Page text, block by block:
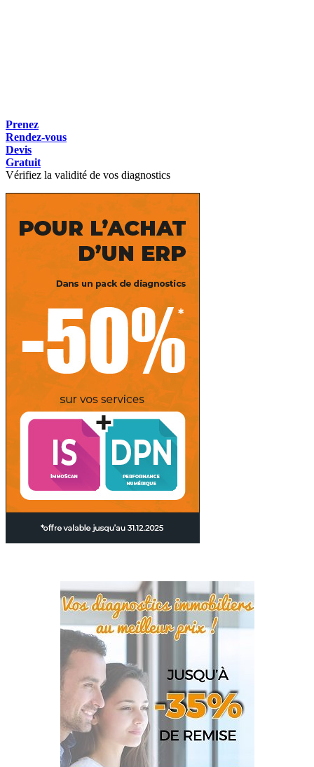
Prenez
Rendez-vous
Devis
Gratuit
Vérifiez la validité de vos diagnostics